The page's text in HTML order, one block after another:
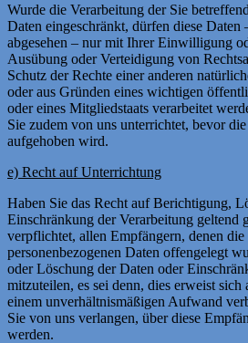
Wurde die Verarbeitung der Sie
Daten eingeschränkt, dürfen diese Daten
abgesehen – nur mit Ihrer Einwilligung
Ausübung oder Verteidigung von
Schutz der Rechte einer anderen
oder aus Gründen eines wichtigen
oder eines Mitgliedstaats verarbeitet
Sie zudem von uns unterrichtet, bevor
aufgehoben wird.
e) Recht auf Unterrichtung
Haben Sie das Recht auf Berichtigung,
Einschränkung der Verarbeitung geltend
verpflichtet, allen Empfängern, denen die
personenbezogenen Daten offengelegt
oder Löschung der Daten oder
mitzuteilen, es sei denn, dies erweist
einem unverhältnismäßigen Aufwand
Sie von uns verlangen, über diese
werden.